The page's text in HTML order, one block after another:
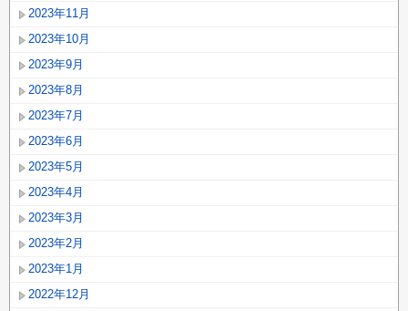
2023年11月
2023年10月
2023年9月
2023年8月
2023年7月
2023年6月
2023年5月
2023年4月
2023年3月
2023年2月
2023年1月
2022年12月